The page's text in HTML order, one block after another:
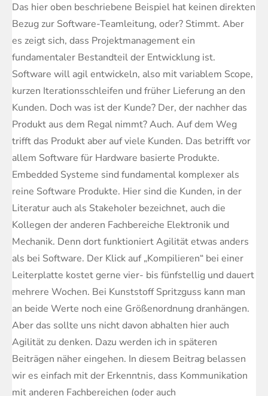
Das hier oben beschriebene Beispiel hat keinen direkten
Bezug zur Software-Teamleitung, oder? Stimmt. Aber
es zeigt sich, dass Projektmanagement ein
fundamentaler Bestandteil der Entwicklung ist.
Software will agil entwickeln, also mit variablem Scope,
kurzen Iterationsschleifen und früher Lieferung an den
Kunden. Doch was ist der Kunde? Der, der nachher das
Produkt aus dem Regal nimmt? Auch. Auf dem Weg
trifft das Produkt aber auf viele Kunden. Das betrifft vor
allem Software für Hardware basierte Produkte.
Embedded Systeme sind fundamental komplexer als
reine Software Produkte. Hier sind die Kunden, in der
Literatur auch als Stakeholer bezeichnet, auch die
Kollegen der anderen Fachbereiche Elektronik und
Mechanik. Denn dort funktioniert Agilität etwas anders
als bei Software. Der Klick auf „Kompilieren“ bei einer
Leiterplatte kostet gerne vier- bis fünfstellig und dauert
mehrere Wochen. Bei Kunststoff Spritzguss kann man
an beide Werte noch eine Größenordnung dranhängen.
Aber das sollte uns nicht davon abhalten hier auch
Agilität zu denken. Dazu werden ich in späteren
Beiträgen näher eingehen. In diesem Beitrag belassen
wir es einfach mit der Erkenntnis, dass Kommunikation
mit anderen Fachbereichen (oder auch